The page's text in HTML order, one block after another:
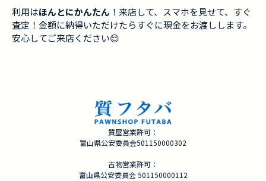
利用はほんとにかんたん ！来店して、スマホを見せて、すぐ
査定！金額に納得いただけたらすぐに現金をお渡しします。
安心してご来店ください😌
質屋営業許可：
富山県公安委員会501150000302
古物営業許可：
富山県公安委員会 501150000112